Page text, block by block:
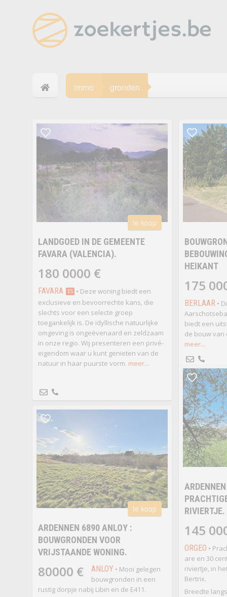
immo gronden
te koop
LANDGOED IN DE GEMEENTE
FAVARA (VALENCIA).
180 0000 €
FAVARA ES • Deze woning biedt een
exclusieve en bevoorrechte kans, die
slechts voor een selecte groep
toegankelijk is. De idyllische natuurlijke
omgeving is ongeëvenaard en zeldzaam
in onze regio. Wij presenteren een privé-
eigendom waar u kunt genieten van de
natuur in haar puurste vorm. meer...
HEIKANT
175
BERLAAR•
biedt een
de bouw
meer...
RIVIERTJE.
145
ORGEO •
are en 30
riviertje, in
Bertrix.
Breedte
te koop
ARDENNEN 6890 ANLOY :
BOUWGRONDEN VOOR
VRIJSTAANDE WONING.
80000 € ANLOY • Mooi gelegen
bouwgronden in een
rustig dorpje nabij Libin en de E411.